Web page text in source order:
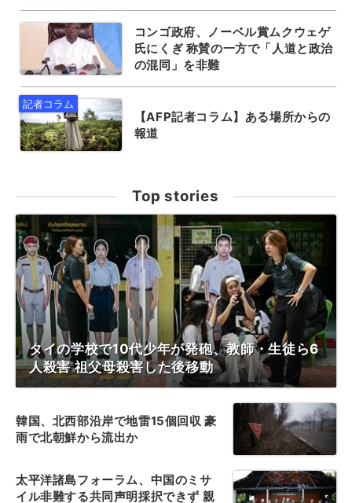
コンゴ政府、ノーベル賞ムクウェゲ
氏にくぎ 称賛の一方で「人道と政治
の混同」を非難
【AFP記者コラム】ある場所からの
報道
Top stories
タイの学校で10代少年が発砲、教師・生徒ら6
人殺害 祖父母殺害した後移動
韓国、北西部沿岸で地雷15個回収 豪
雨で北朝鮮から流出か
太平洋諸島フォーラム、中国のミサ
イル非難する共同声明採択できず 親